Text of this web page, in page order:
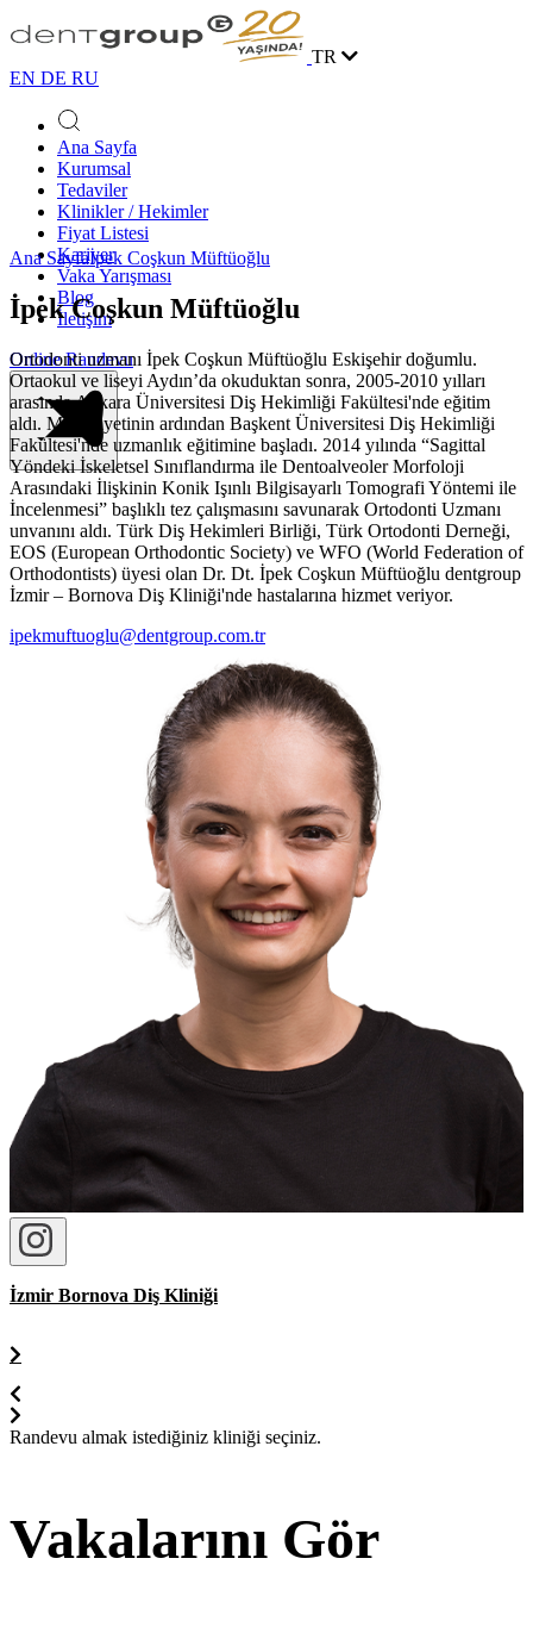
TR
EN DE RU
Ana Sayfa
Kurumsal
Tedaviler
Klinikler / Hekimler
Fiyat Listesi
Kariyer
Vaka Yarışması
Blog
İletişim
Online Randevu
Ana Sayfaİpek Coşkun Müftüoğlu
İpek Coşkun Müftüoğlu
Ortodonti uzmanı İpek Coşkun Müftüoğlu Eskişehir doğumlu.
Ortaokul ve liseyi Aydın’da okuduktan sonra, 2005-2010 yılları
arasında Ankara Üniversitesi Diş Hekimliği Fakültesi'nde eğitim
aldı. Mezuniyetinin ardından Başkent Üniversitesi Diş Hekimliği
Fakültesi'nde uzmanlık eğitimine başladı. 2014 yılında “Sagittal
Yöndeki İskeletsel Sınıflandırma ile Dentoalveoler Morfoloji
Arasındaki İlişkinin Konik Işınlı Bilgisayarlı Tomografi Yöntemi ile
İncelenmesi” başlıklı tez çalışmasını savunarak Ortodonti Uzmanı
unvanını aldı. Türk Diş Hekimleri Birliği, Türk Ortodonti Derneği,
EOS (European Orthodontic Society) ve WFO (World Federation of
Orthodontists) üyesi olan Dr. Dt. İpek Coşkun Müftüoğlu dentgroup
İzmir – Bornova Diş Kliniği'nde hastalarına hizmet veriyor.
ipekmuftuoglu@dentgroup.com.tr
İzmir Bornova Diş Kliniği
Randevu almak istediğiniz kliniği seçiniz.
Vakalarını Gör